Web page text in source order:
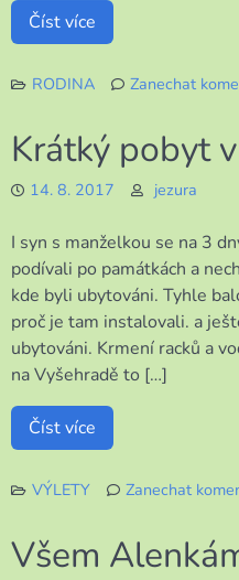
Číst více
RODINA
Zanechat
Krátký pobyt
14. 8. 2017 jezura
I syn s manželkou se na 3
podívali po památkách a
kde byli ubytováni. Tyhle
proč je tam instalovali. a
ubytováni. Krmení racků a
na Vyšehradě to […]
Číst více
VÝLETY
Zanechat
Všem